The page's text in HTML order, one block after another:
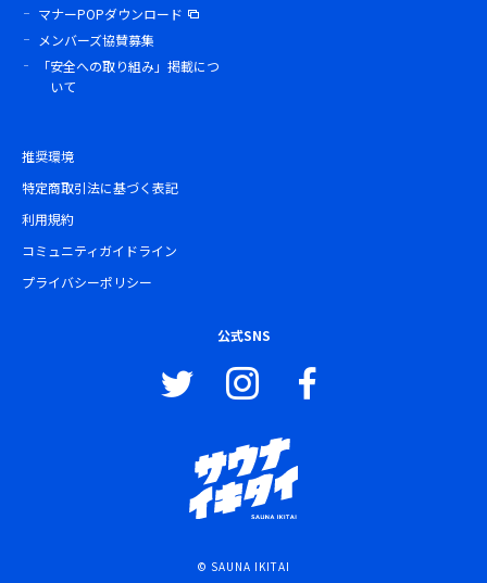
マナーPOPダウンロード
メンバーズ協賛募集
「安全への取り組み」掲載につ
いて
推奨環境
特定商取引法に基づく表記
利用規約
コミュニティガイドライン
プライバシーポリシー
公式SNS
© SAUNA IKITAI